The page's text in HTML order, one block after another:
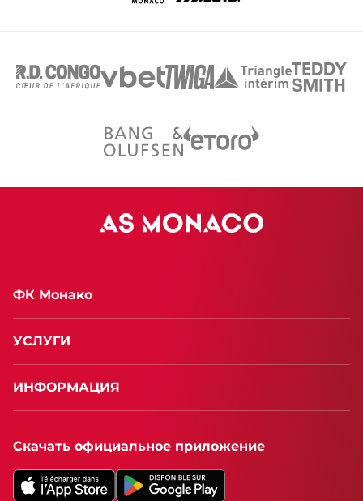
ФК Монако
УСЛУГИ
ИНФОРМАЦИЯ
Скачать официальное приложение